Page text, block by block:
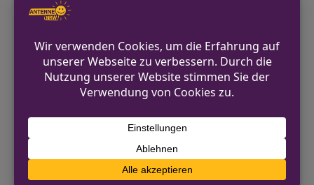
gegen 14:20 Uhr wegen verbaler
Streitigkeiten am Beueler Rheinufer
Einsatzbilanz wird am Freitagmorgen
(13.02.2026) veröffentlicht.
VORHERIGER BEITRAG
Kleve: Verkehrsunfall zwischen Linienbus
und LKW im Kreuzungsbereich
NÄCHSTER BEITRAG
Brand eines Hauses in Ladbergen,